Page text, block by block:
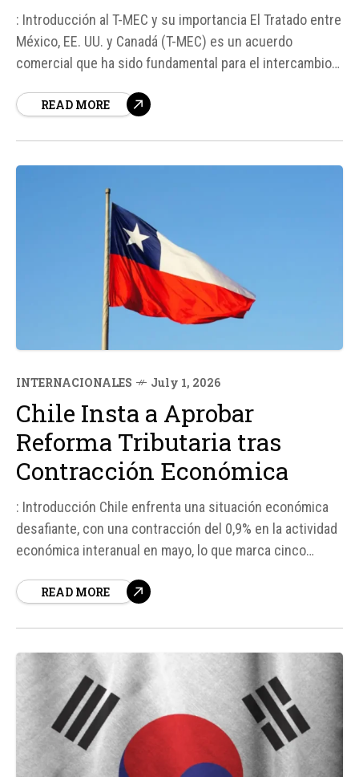
: Introducción al T-MEC y su importancia El Tratado entre
México, EE. UU. y Canadá (T-MEC) es un acuerdo
comercial que ha sido fundamental para el intercambio
aniversario de su entrada en vigor, se ha iniciado un
READ MORE
INTERNACIONALES July 1, 2026
Chile Insta a Aprobar
Reforma Tributaria tras
Contracción Económica
: Introducción Chile enfrenta una situación económica
desafiante, con una contracción del 0,9% en la actividad
económica interanual en mayo, lo que marca cinco
escenario ha llevado al ministro de Economía, Daniel
READ MORE